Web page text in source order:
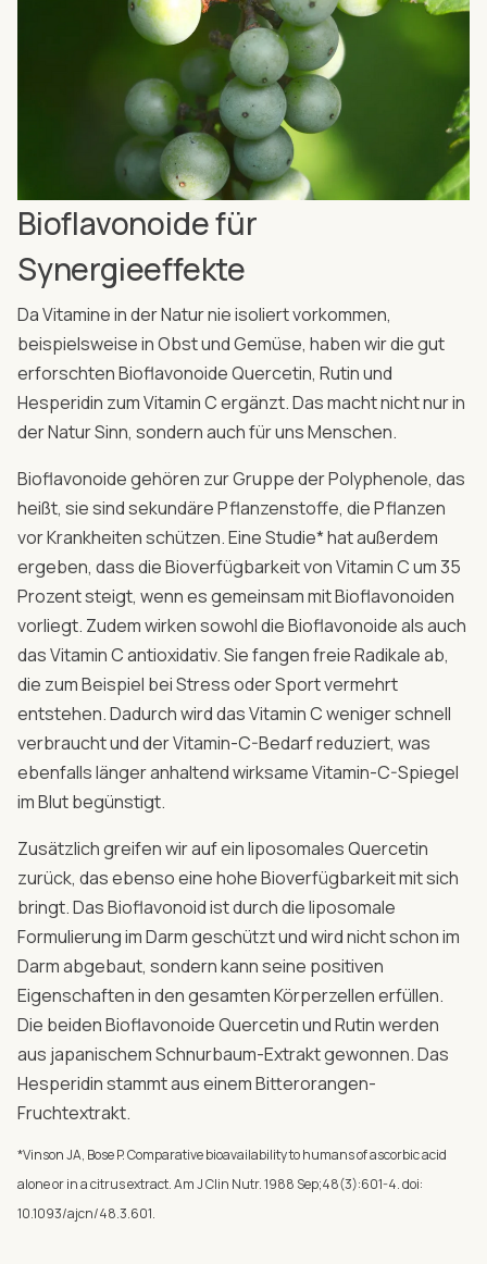
Bioflavonoide für
Synergieeffekte
Da Vitamine in der Natur nie isoliert vorkommen,
beispielsweise in Obst und Gemüse, haben wir die gut
erforschten Bioflavonoide Quercetin, Rutin und
Hesperidin zum Vitamin C ergänzt. Das macht nicht nur in
der Natur Sinn, sondern auch für uns Menschen.
Bioflavonoide gehören zur Gruppe der Polyphenole, das
heißt, sie sind sekundäre Pflanzenstoffe, die Pflanzen
vor Krankheiten schützen. Eine Studie* hat außerdem
ergeben, dass die Bioverfügbarkeit von Vitamin C um 35
Prozent steigt, wenn es gemeinsam mit Bioflavonoiden
vorliegt. Zudem wirken sowohl die Bioflavonoide als auch
das Vitamin C antioxidativ. Sie fangen freie Radikale ab,
die zum Beispiel bei Stress oder Sport vermehrt
entstehen. Dadurch wird das Vitamin C weniger schnell
verbraucht und der Vitamin-C-Bedarf reduziert, was
ebenfalls länger anhaltend wirksame Vitamin-C-Spiegel
im Blut begünstigt.
Zusätzlich greifen wir auf ein liposomales Quercetin
zurück, das ebenso eine hohe Bioverfügbarkeit mit sich
bringt. Das Bioflavonoid ist durch die liposomale
Formulierung im Darm geschützt und wird nicht schon im
Darm abgebaut, sondern kann seine positiven
Eigenschaften in den gesamten Körperzellen erfüllen.
Die beiden Bioflavonoide Quercetin und Rutin werden
aus japanischem Schnurbaum-Extrakt gewonnen. Das
Hesperidin stammt aus einem Bitterorangen-
Fruchtextrakt.
*Vinson JA, Bose P. Comparative bioavailability to humans of ascorbic acid
alone or in a citrus extract. Am J Clin Nutr. 1988 Sep;48(3):601-4. doi:
10.1093/ajcn/48.3.601.